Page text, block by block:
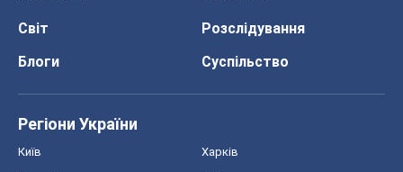
Світ
Розслідування
Блоги
Суспільство
Регіони України
Київ Харків